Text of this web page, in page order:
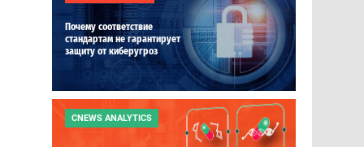
Почему соответствие
стандартам не гарантирует
защиту от киберугроз
CNEWS ANALYTICS